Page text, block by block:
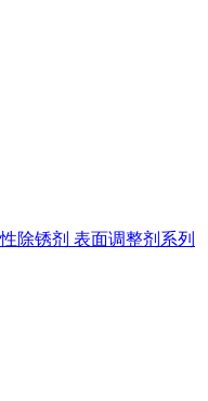
除锈剂 表面调整剂系列